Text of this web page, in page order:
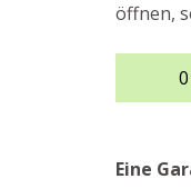
öffnen,
Eine